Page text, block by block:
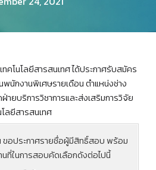
คโนโลยีสารสนเทศ ได้ประกาศรับสมัคร
นักงานพิเศษรายเดือน ตำแหน่งช่าง
ายบริการวิชาการและส่งเสริมการวิจัย
ลยีสารสนเทศ
อประกาศรายชื่อผู้มีสิทธิ์สอบ พร้อม
นที่ในการสอบคัดเลือกดังต่อไปนี้